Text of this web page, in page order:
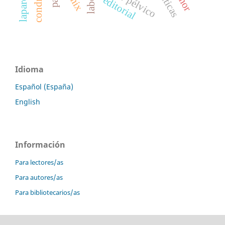
editorial
Idioma
Español (España)
English
Información
Para lectores/as
Para autores/as
Para bibliotecarios/as